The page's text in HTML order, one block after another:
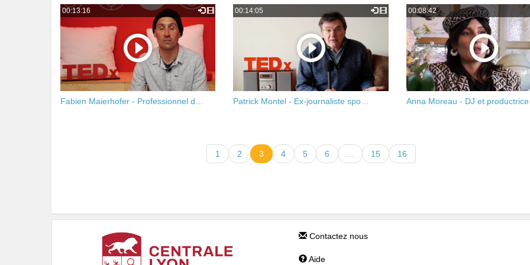
00:13:16
Fabien Maierhofer - Professionnel d…
00:14:05
Patrick Montel - Ex-journaliste spo…
00:08:42
Anna Moreau - DJ et
1 2 3 4 5 6 ... 15 16
Contactez nous
Aide